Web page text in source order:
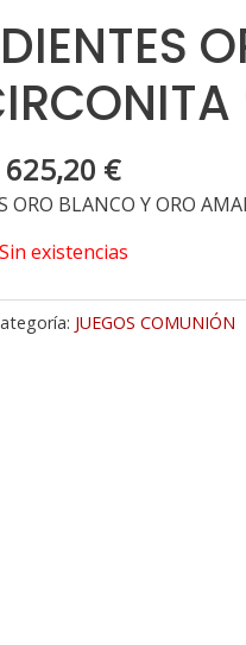
625,20 €
ORO BLANCO Y ORO
Sin existencias
JUEGOS COMUNIÓN